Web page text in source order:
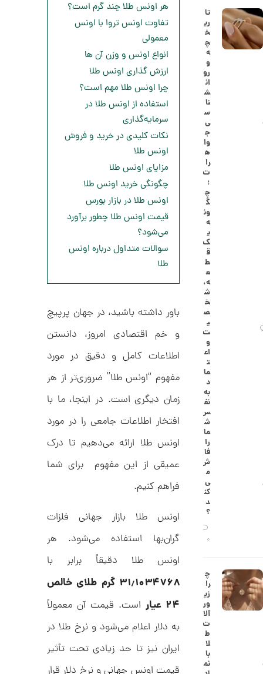
هر اونس طلا چند گرم است؟
تفاوت اونس تروا با اونس
معمولی
انواع اونس و وزن آن ها
ارزش گذاری اونس طلا
چرا اونس طلا مهم است؟
استفاده از اونس طلا در
سرمایه‌گذاری
نکات کلیدی در خرید و فروش
اونس طلا
مزایای اونس طلا
چگونگی خرید اونس طلا
اونس طلا در بازار بورس
قیمت اونس طلا چطور برآورد
می‌شود؟
سوالات متداول درباره اونس
طلا
باور داشته باشید، در جهان پرپیچ
و خم اقتصادی امروز، دانستن
اطلاعات کامل و دقیق در مورد
مفهوم “اونس طلا” ضروری‌تر از هر
زمان دیگری است. در اینجا، ما با
افتخار اطلاعات جامعی را در مورد
اونس طلا ارائه می‌دهیم تا درک
عمیقی از این مفهوم برای شما
فراهم کنیم.
اونس طلا بازار جهانی فلزات
گران‌بها استفاده می‌شود. هر
اونس طلا دقیقاً برابر با
۳۱٫۱۰۳۴۷۶۸ گرم طلای خالص
۲۴ عیار
است. قیمت آن معمولاً
به دلار اعلام می‌شود و نرخ طلا در
ایران نیز تا حد زیادی تحت تأثیر
تا
ری
خ
چ
ه
و
رو
ان
ش
نا
س
ی
ج
وا
ه
را
ت
؛
چ
گ
ون
ه
ی
ک
ق
ط
ع
ه،
ش
خ
ص
ی
ت
و
اع
ت
ما
د
به
نف
س
ش
ما
را
فا
ش
م
ی‌
کن
د
؟
0
چ
را
زی
ور
آلا
ت
ط
لا
با
نم
ا
ن
ش
ت
ر
ط
ل
ا
ا
ز
ک
ا
ل
ک
ن
م
ل
ا
ک
د
C
R
8
9
1
5
1
,
3
2
6
,
0
0
0
ت
و
م
ا
ن
ن
ش
ت
ط
ل
ا
ا
ز
ک
ل
ش
م
ا
ل
ک
د
C
R
8
9
0
3
0
,
5
5
0
,
0
0
و
م
ا
ن